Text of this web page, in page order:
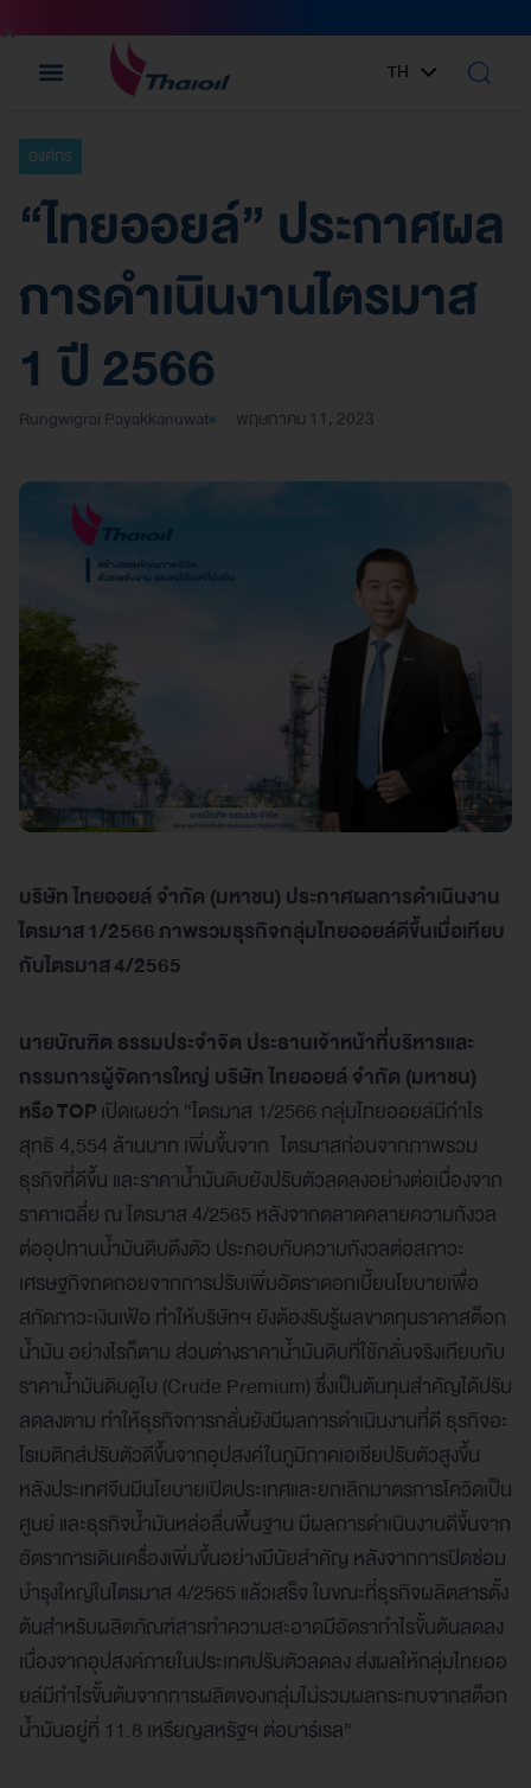
TH
EN
องค์กร
“ไทยออยล์” ประกาศผล
การดำเนินงานไตรมาส
1 ปี 2566
Rungwigrai Payakkanuwat พฤษภาคม 11, 2023
บริษัท ไทยออยล์ จำกัด (มหาชน) ประกาศผลการดำเนินงาน
ไตรมาส1/2566ภาพรวมธุรกิจกลุ่มไทยออยล์ดีขึ้นเมื่อเทียบ
กับไตรมาส4/2565
นายบัณฑิต ธรรมประจำจิต ประธานเจ้าหน้าที่บริหารและ
กรรมการผู้จัดการใหญ่ บริษัท ไทยออยล์ จำกัด (มหาชน)
หรือTOPเปิดเผยว่า “ไตรมาส 1/2566 กลุ่มไทยออยล์มีกำไร
สุทธิ 4,554 ล้านบาท เพิ่มขึ้นจาก ไตรมาสก่อนจากภาพรวม
ธุรกิจที่ดีขึ้น และราคาน้ำมันดิบยังปรับตัวลดลงอย่างต่อเนื่องจาก
ราคาเฉลี่ย ณ ไตรมาส 4/2565 หลังจากตลาดคลายความกังวล
ต่ออุปทานน้ำมันดิบตึงตัว ประกอบกับความกังวลต่อสภาวะ
เศรษฐกิจถดถอยจากการปรับเพิ่มอัตราดอกเบี้ยนโยบายเพื่อ
สกัดภาวะเงินเฟ้อ ทำให้บริษัทฯ ยังต้องรับรู้ผลขาดทุนราคาสต็อก
น้ำมัน อย่างไรก็ตาม ส่วนต่างราคาน้ำมันดิบที่ใช้กลั่นจริงเทียบกับ
ราคาน้ำมันดิบดูไบ (Crude Premium) ซึ่งเป็นต้นทุนสำคัญได้ปรับ
ลดลงตาม ทำให้ธุรกิจการกลั่นยังมีผลการดำเนินงานที่ดี ธุรกิจอะ
โรเมติกส์ปรับตัวดีขึ้นจากอุปสงค์ในภูมิภาคเอเชียปรับตัวสูงขึ้น
หลังประเทศจีนมีนโยบายเปิดประเทศและยกเลิกมาตรการโควิดเป็น
ศูนย์ และธุรกิจน้ำมันหล่อลื่นพื้นฐาน มีผลการดำเนินงานดีขึ้นจาก
อัตราการเดินเครื่องเพิ่มขึ้นอย่างมีนัยสำคัญ หลังจากการปิดซ่อม
บำรุงใหญ่ในไตรมาส 4/2565 แล้วเสร็จ ในขณะที่ธุรกิจผลิตสารตั้ง
ต้นสำหรับผลิตภัณฑ์สารทำความสะอาดมีอัตรากำไรขั้นต้นลดลง
เนื่องจากอุปสงค์ภายในประเทศปรับตัวลดลง ส่งผลให้กลุ่มไทยออ
ยล์มีกำไรขั้นต้นจากการผลิตของกลุ่มไม่รวมผลกระทบจากสต็อก
น้ำมันอยู่ที่ 11.8 เหรียญสหรัฐฯ ต่อบาร์เรล”